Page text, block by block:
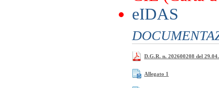
eIDAS
D.G.R. n. 202600208 del
Allegato 1